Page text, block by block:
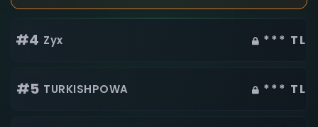
#4 Zyx *** TL
#5 TURKISHPOWA *** TL